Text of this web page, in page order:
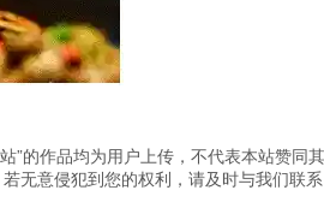
”的作品均为用户上传，不代表本站赞同其
无意侵犯到您的权利，请及时与我们联系